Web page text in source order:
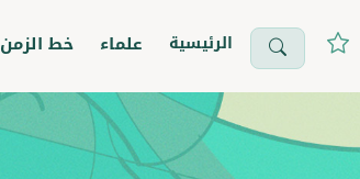
الرئيسية علماء خط الزمن